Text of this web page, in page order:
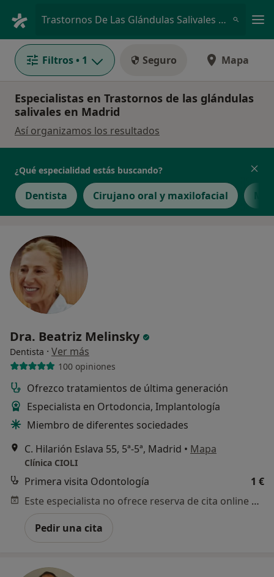
Trastornos De Las Glándulas Salivales • Madrid, Madrid
Filtros • 1 Seguro Mapa
Especialistas en Trastornos de las glándulas
salivales en Madrid
Así organizamos los resultados
¿Qué especialidad estás buscando?
Dentista Cirujano oral y maxilofacial
Dra. Beatriz Melinsky
Dentista · Ver más
100 opiniones
Ofrezco tratamientos de última generación
Especialista en Ortodoncia, Implantología
Miembro de diferentes sociedades
C. Hilarión Eslava 55, 5ª-5ª, Madrid • Mapa
Clínica CIOLI
Primera visita Odontología
1 €
Este especialista no ofrece reserva de cita online en esta dirección.
Pedir una cita